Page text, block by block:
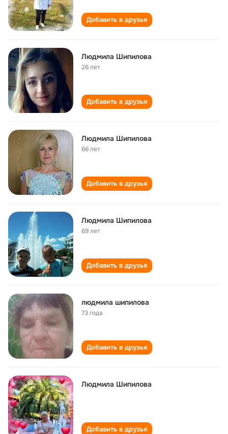
Добавить в друзья
Людмила Шипилова
26 лет
Добавить в друзья
Людмила Шипилова
66 лет
Добавить в друзья
Людмила Шипилова
69 лет
Добавить в друзья
людмила шипилова
73 года
Добавить в друзья
Людмила Шипилова
Добавить в друзья